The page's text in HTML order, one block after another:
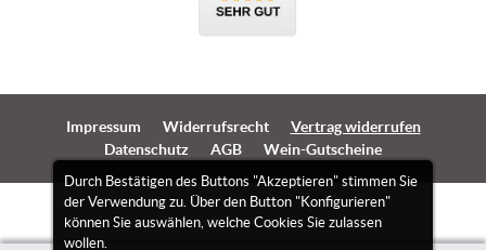
Durch Bestätigen des Buttons "Akzeptieren" stimmen Sie
der Verwendung zu. Über den Button "Konfigurieren"
können Sie auswählen, welche Cookies Sie zulassen
wollen.
Impressum Widerrufsrecht
Vertrag widerrufen
Datenschutz
AGB Wein-Gutscheine